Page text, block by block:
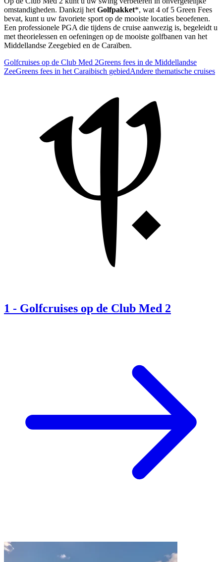
omstandigheden. Dankzij het Golfpakket*, wat 4 of 5 Green Fees
bevat, kunt u uw favoriete sport op de mooiste locaties beoefenen.
Een professionele PGA die tijdens de cruise aanwezig is, begeleidt u
met theorielessen en oefeningen op de mooiste golfbanen van het
Middellandse Zeegebied en de Caraïben.
Golfcruises op de Club Med 2Greens fees in de Middellandse
ZeeGreens fees in het Caraibisch gebiedAndere thematische cruises
1 - Golfcruises op de Club Med 2